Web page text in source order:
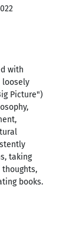
with
loosely
Picture")
taking
books.